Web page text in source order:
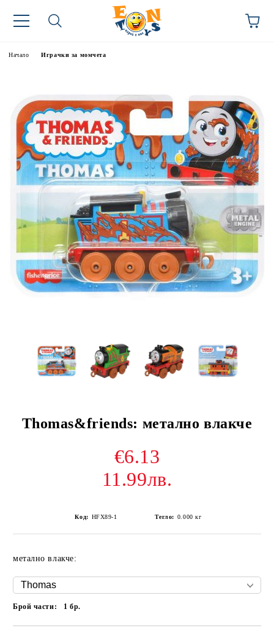
Начало Играчки за момчета
Thomas&friends: метално влакче
€6.13
11.99лв.
Код: HFX89-1 Тегло: 0.000 кг
метално влакче:
Брой части: 1бр.